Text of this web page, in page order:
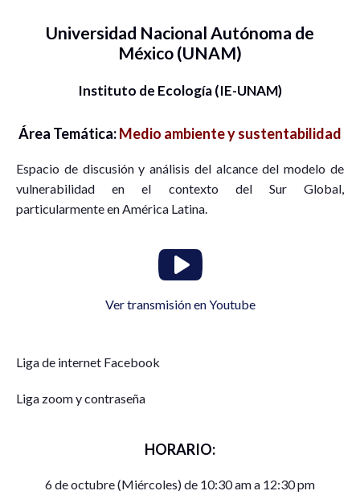
Universidad Nacional Autónoma de
México (UNAM)
Instituto de Ecología (IE-UNAM)
Área Temática:Medio ambiente y sustentabilidad
Espacio de discusión y análisis del alcance del modelo de
vulnerabilidad en el contexto del Sur Global,
particularmente en América Latina.
Ver transmisión en Youtube
Liga de internet Facebook
Liga zoom y contraseña
HORARIO:
6 de octubre (Miércoles) de 10:30 am a 12:30 pm